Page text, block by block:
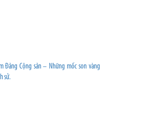
Đảng Cộng sản – Những mốc son vàng
sử.